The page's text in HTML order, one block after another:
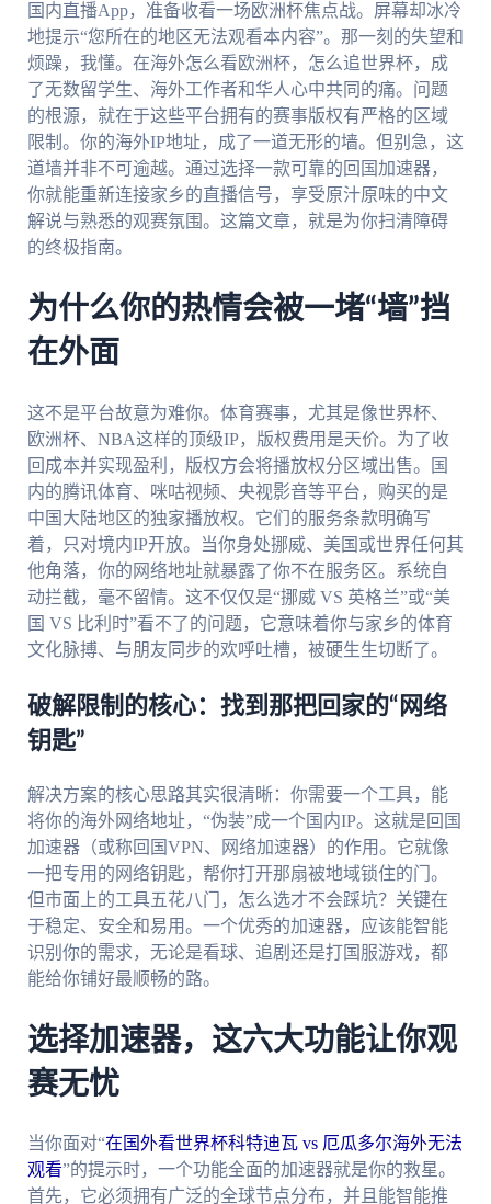
国内直播App，准备收看一场欧洲杯焦点战。屏幕却冰冷
地提示“您所在的地区无法观看本内容”。那一刻的失望和
烦躁，我懂。在海外怎么看欧洲杯，怎么追世界杯，成
了无数留学生、海外工作者和华人心中共同的痛。问题
的根源，就在于这些平台拥有的赛事版权有严格的区域
限制。你的海外IP地址，成了一道无形的墙。但别急，这
道墙并非不可逾越。通过选择一款可靠的回国加速器，
你就能重新连接家乡的直播信号，享受原汁原味的中文
解说与熟悉的观赛氛围。这篇文章，就是为你扫清障碍
的终极指南。
为什么你的热情会被一堵“墙”挡
在外面
这不是平台故意为难你。体育赛事，尤其是像世界杯、
欧洲杯、NBA这样的顶级IP，版权费用是天价。为了收
回成本并实现盈利，版权方会将播放权分区域出售。国
内的腾讯体育、咪咕视频、央视影音等平台，购买的是
中国大陆地区的独家播放权。它们的服务条款明确写
着，只对境内IP开放。当你身处挪威、美国或世界任何其
他角落，你的网络地址就暴露了你不在服务区。系统自
动拦截，毫不留情。这不仅仅是“挪威 VS 英格兰”或“美
国 VS 比利时”看不了的问题，它意味着你与家乡的体育
文化脉搏、与朋友同步的欢呼吐槽，被硬生生切断了。
破解限制的核心：找到那把回家的“网络
钥匙”
解决方案的核心思路其实很清晰：你需要一个工具，能
将你的海外网络地址，“伪装”成一个国内IP。这就是回国
加速器（或称回国VPN、网络加速器）的作用。它就像
一把专用的网络钥匙，帮你打开那扇被地域锁住的门。
但市面上的工具五花八门，怎么选才不会踩坑？关键在
于稳定、安全和易用。一个优秀的加速器，应该能智能
识别你的需求，无论是看球、追剧还是打国服游戏，都
能给你铺好最顺畅的路。
选择加速器，这六大功能让你观
赛无忧
当你面对“在国外看世界杯科特迪瓦 vs 厄瓜多尔海外无法
观看”的提示时，一个功能全面的加速器就是你的救星。
首先，它必须拥有广泛的全球节点分布，并且能智能推